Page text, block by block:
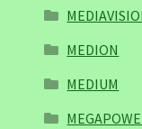
MEDION
MEDIUM